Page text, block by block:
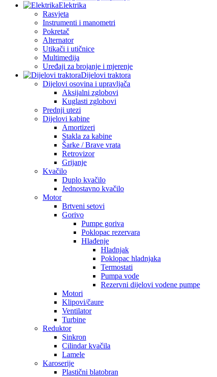
Elektrika
Rasvjeta
Instrumenti i manometri
Pokretač
Alternator
Utikači i utičnice
Multimedija
Uređaji za brojanje i mjerenje
Dijelovi traktora
Dijelovi osovina i upravljača
Aksijalni zglobovi
Kuglasti zglobovi
Prednji utezi
Dijelovi kabine
Amortizeri
Stakla za kabine
Šarke / Brave vrata
Retrovizor
Grijanje
Kvačilo
Duplo kvačilo
Jednostavno kvačilo
Motor
Brtveni setovi
Gorivo
Pumpe goriva
Poklopac rezervara
Hlađenje
Hladnjak
Poklopac hladnjaka
Termostati
Pumpa vode
Rezervni dijelovi vodene pumpe
Motori
Klipovi/čaure
Ventilator
Turbine
Reduktor
Sinkron
Cilindar kvačila
Lamele
Karoserije
Plastični blatobran